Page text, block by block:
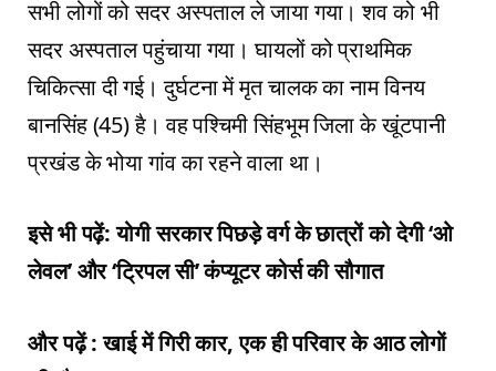
सभी लोगों को सदर अस्पताल ले जाया गया। शव को भी
सदर अस्पताल पहुंचाया गया। घायलों को प्राथमिक
चिकित्सा दी गई। दुर्घटना में मृत चालक का नाम विनय
बानसिंह (45) है। वह पश्चिमी सिंहभूम जिला के खूंटपानी
प्रखंड के भोया गांव का रहने वाला था।
इसे भी पढ़ें: योगी सरकार पिछड़े वर्ग के छात्रों को देगी ‘ओ
लेवल’ और ‘ट्रिपल सी’ कंप्यूटर कोर्स की सौगात
और पढ़ें : खाई में गिरी कार, एक ही परिवार के आठ लोगों